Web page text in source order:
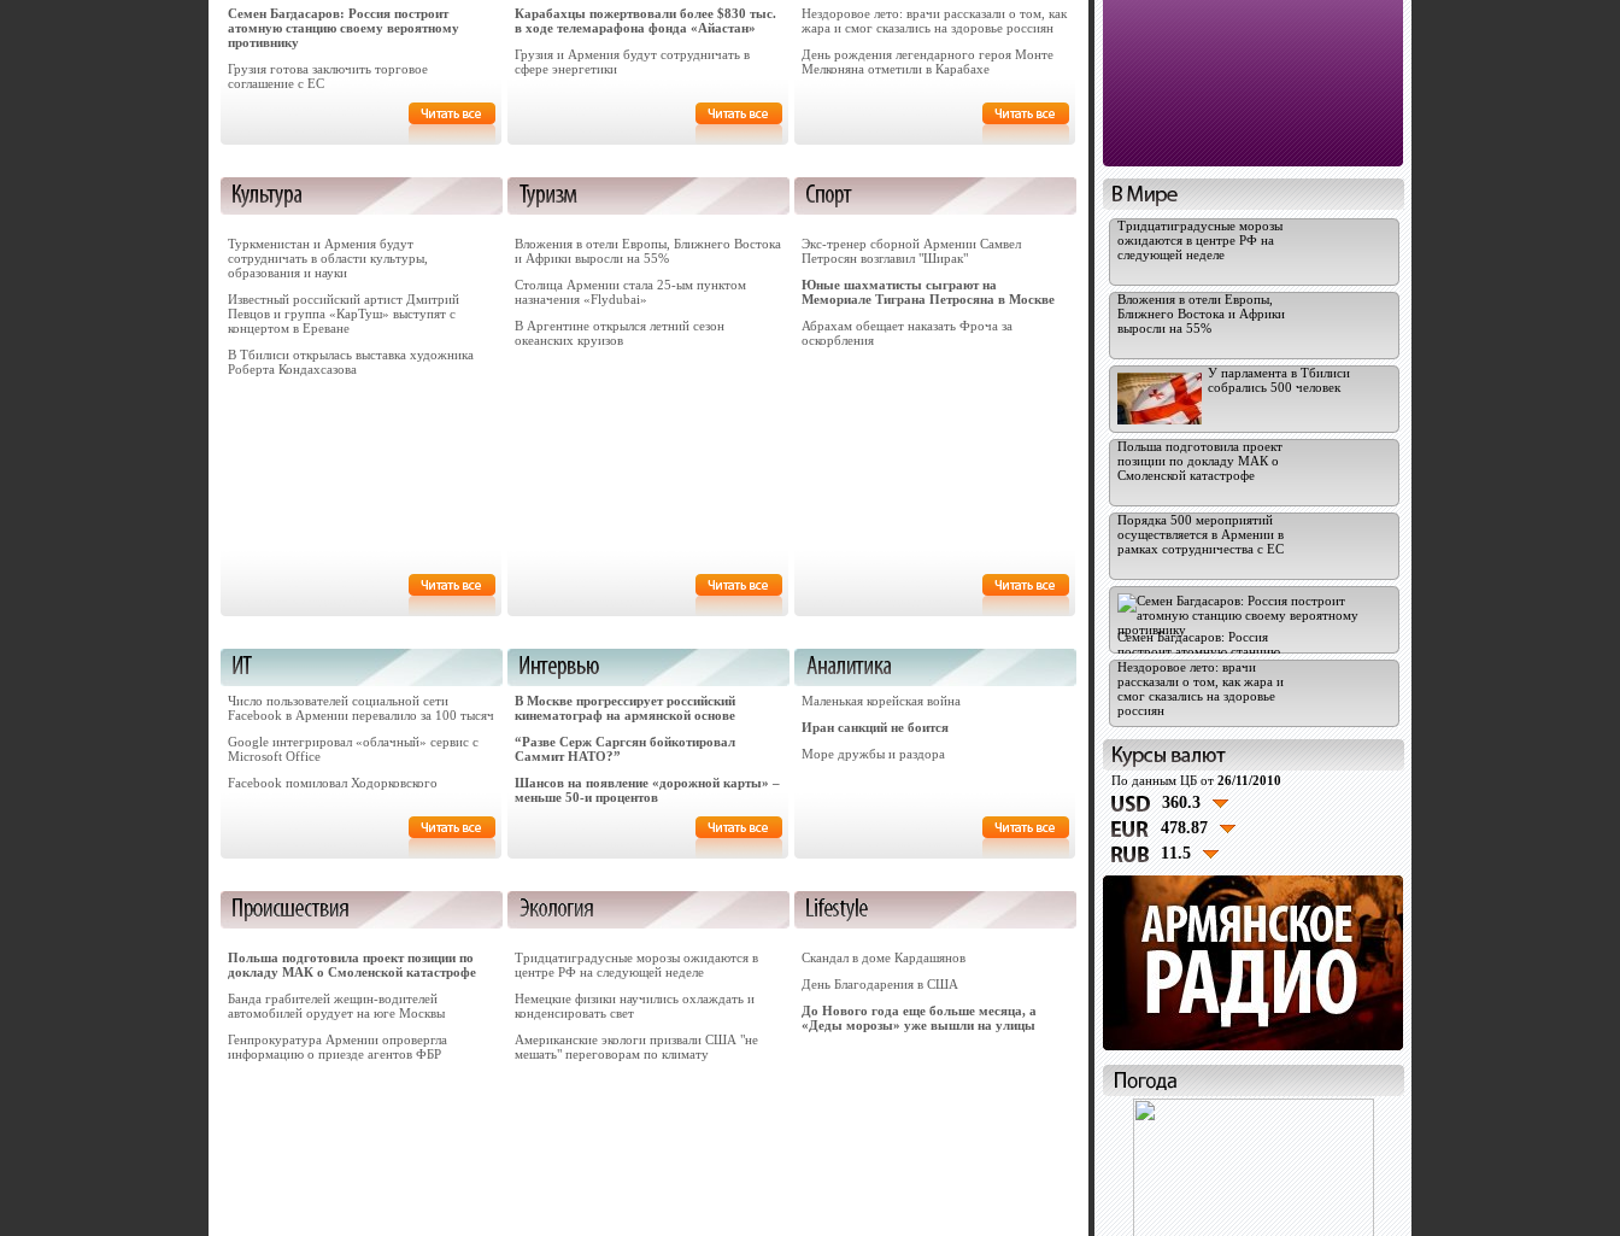
Семен Багдасаров: Россия построит
атомную станцию своему вероятному
противнику
Грузия готова заключить торговое
соглашение с ЕС
Карабахцы пожертвовали более $830 тыс.
в ходе телемарафона фонда «Айастан»
Грузия и Армения будут сотрудничать в
сфере энергетики
Нездоровое лето: врачи рассказали о том, как
жара и смог сказались на здоровье россиян
День рождения легендарного героя Монте
Мелконяна отметили в Карабахе
Туркменистан и Армения будут
сотрудничать в области культуры,
образования и науки
Известный российский артист Дмитрий
Певцов и группа «КарТуш» выступят с
концертом в Ереване
В Тбилиси открылась выставка художника
Роберта Кондахсазова
Вложения в отели Европы, Ближнего Востока
и Африки выросли на 55%
Столица Армении стала 25-ым пунктом
назначения «Flydubai»
В Аргентине открылся летний сезон
океанских круизов
Экс-тренер сборной Армении Самвел
Петросян возглавил "Ширак"
Юные шахматисты сыграют на
Мемориале Тиграна Петросяна в Москве
Абрахам обещает наказать Фроча за
оскорбления
Число пользователей социальной сети
Facebook в Армении перевалило за 100 тысяч
Google интегрировал «облачный» сервис с
Microsoft Office
Facebook помиловал Ходорковского
В Москве прогрессирует российский
кинематограф на армянской основе
“Разве Серж Саргсян бойкотировал
Саммит НАТО?”
Шансов на появление «дорожной карты» –
меньше 50-и процентов
Маленькая корейская война
Иран санкций не боится
Море дружбы и раздора
Польша подготовила проект позиции по
докладу МАК о Смоленской катастрофе
Банда грабителей жещин-водителей
автомобилей орудует на юге Москвы
Генпрокуратура Армении опровергла
информацию о приезде агентов ФБР
Тридцатиградусные морозы ожидаются в
центре РФ на следующей неделе
Немецкие физики научились охлаждать и
конденсировать свет
Американские экологи призвали США "не
мешать" переговорам по климату
Скандал в доме Кардашянов
День Благодарения в США
До Нового года еще больше месяца, а
«Деды морозы» уже вышли на улицы
Тридцатиградусные морозы
ожидаются в центре РФ на
следующей неделе
Вложения в отели Европы,
Ближнего Востока и Африки
выросли на 55%
У парламента в Тбилиси
собрались 500 человек
Польша подготовила проект
позиции по докладу МАК о
Смоленской катастрофе
Порядка 500 мероприятий
осуществляется в Армении в
рамках сотрудничества с ЕС
Семен Багдасаров: Россия
построит атомную станцию
своему вероятному
противнику
Нездоровое лето: врачи
рассказали о том, как жара и
смог сказались на здоровье
россиян
По данным ЦБ от26/11/2010
360.3
478.87
11.5